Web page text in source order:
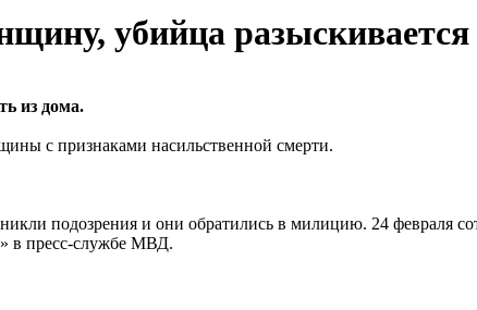
убийца разыскивается
из дома.
с признаками насильственной смерти.
подозрения и они обратились в милицию. 24 февраля
в пресс-службе МВД.